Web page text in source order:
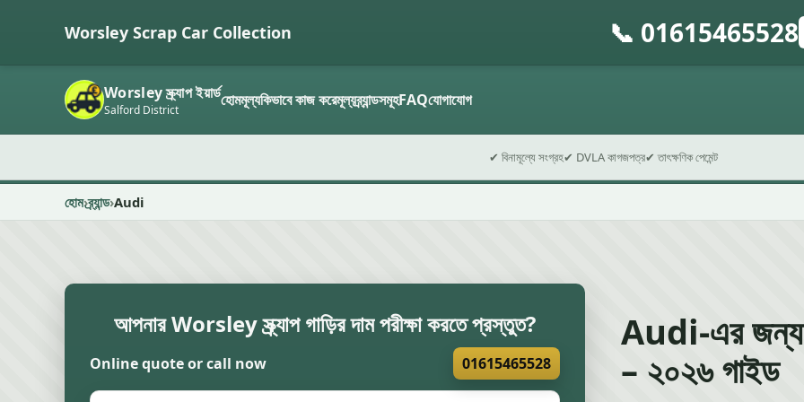
Worsley Scrap Car Collection 📞 01615465528
Worsley স্ক্র্যাপ ইয়ার্ড
Salford District হোমমূল্যকিভাবে কাজ করেমূল্যব্র্যান্ডসমূহFAQযোগাযোগ
✔ বিনামূল্যে সংগ্রহ✔ DVLA কাগজপত্র✔ তাৎক্ষণিক পেমেন্ট
হোম ব্র্যান্ড Audi
আপনার Worsley স্ক্র্যাপ গাড়ির দাম পরীক্ষা করতে প্রস্তুত?
Online quote or call now 01615465528
Audi-এর জন্য
– ২০২৬ গাইড